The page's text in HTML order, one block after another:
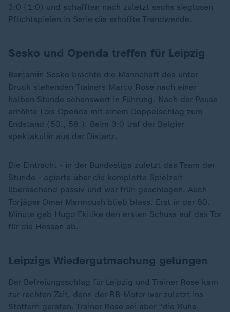
3:0 (1:0) und schafften nach zuletzt sechs sieglosen
Pflichtspielen in Serie die erhoffte Trendwende.
Sesko und Openda treffen für Leipzig
Benjamin Sesko brachte die Mannchaft des unter
Druck stehenden Trainers Marco Rose nach einer
halben Stunde sehenswert in Führung. Nach der Pause
erhöhte Lois Openda mit einem Doppelschlag zum
Endstand (50., 58.). Beim 3:0 traf der Belgier
spektakulär aus der Distanz.
Die Eintracht - in der Bundesliga zuletzt das Team der
Stunde - agierte über die komplette Spielzeit
überaschend passiv und war früh geschlagen. Auch
Torjäger Omar Marmoush blieb blass. Erst in der 80.
Minute gab Hugo Ekitike den ersten Schuss auf das Tor
für die Hessen ab.
Leipzigs Wiedergutmachung gelungen
Der Befreiungsschlag für Leipzig und Trainer Rose kam
zur rechten Zeit, denn der RB-Motor war zuletzt ins
Stottern geraten. Trainer Rose sei aber "die Ruhe